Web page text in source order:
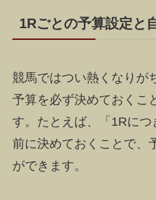
1Rごとの予算設定と
競馬ではつい熱くなりが
予算を必ず決めておくこ
す。たとえば、「1Rに
前に決めておくことで、
ができます。